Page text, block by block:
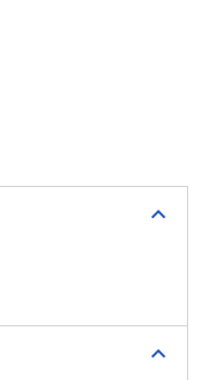
expand_less
expand_less